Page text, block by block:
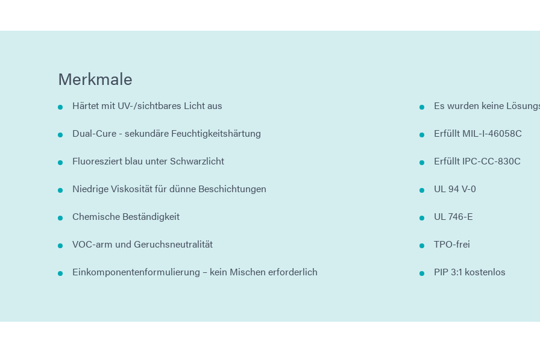
Merkmale
Härtet mit UV-/sichtbares Licht aus
Dual-Cure - sekundäre Feuchtigkeitshärtung
Fluoresziert blau unter Schwarzlicht
Niedrige Viskosität für dünne Beschichtungen
Chemische Beständigkeit
VOC-arm und Geruchsneutralität
Einkomponentenformulierung – kein Mischen erforderlich
Es wurden keine
Erfüllt MIL-I-46058C
Erfüllt IPC-CC-830C
UL 94 V-0
UL 746-E
TPO-frei
PIP 3:1 kostenlos